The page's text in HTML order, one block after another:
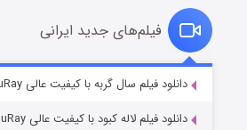
قسمت۷ (زیرنویس)
فیلم‌های جدید ایرانی
دانلود فیلم سال گربه با کیفیت عالی BluRay
دانلود فیلم لاله کبود با کیفیت عالی BluRay